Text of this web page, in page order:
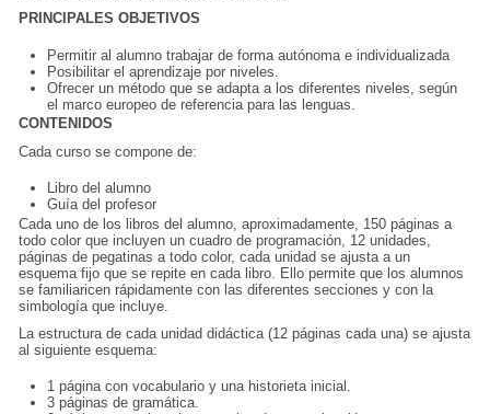
PRINCIPALES OBJETIVOS
Permitir alalumno trabajar de forma autónoma e individualizada
Posibilitar el aprendizaje por niveles.
Ofrecer un método que se adapta a los diferentes niveles, según
el marco europeo de referencia para las lenguas.
CONTENIDOS
Cada curso se compone de:
Libro del alumno
Guía del profesor
Cada uno de los libros del alumno, aproximadamente, 150 páginas a
todo color que incluyen un cuadro de programación, 12 unidades,
páginas de pegatinas a todo color, cada unidad se ajusta a un
esquema fijo que se repite en cada libro. Ello permite que los alumnos
se familiaricen rápidamente con las diferentes secciones y con la
simbología que incluye.
Laestructurade cada unidad didáctica (12 páginas cada una) se ajusta
al siguiente esquema:
1 página con vocabulario y una historieta inicial.
3 páginas de gramática.